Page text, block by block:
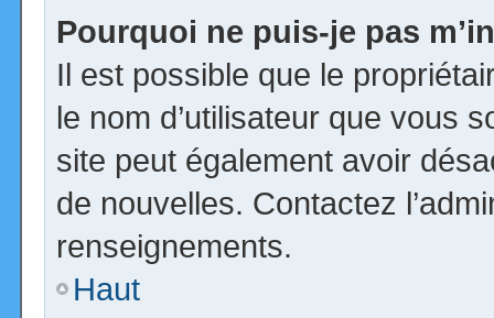
Pourquoi ne puis-je pas
Il est possible que le
le nom d’utilisateur que vous
site peut également avoir
de nouvelles. Contactez
renseignements.
Haut